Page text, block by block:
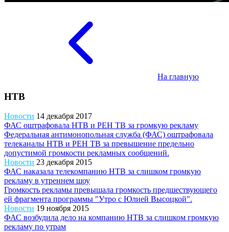
На главную
НТВ
Новости 14 декабря 2017
ФАС оштрафовала НТВ и РЕН ТВ за громкую рекламу
Федеральная антимонопольная служба (ФАС) оштрафовала
телеканалы НТВ и РЕН ТВ за превышение предельно
допустимой громкости рекламных сообщений.
Новости 23 декабря 2015
ФАС наказала телекомпанию НТВ за слишком громкую
рекламу в утреннем шоу
Громкость рекламы превышала громкость предшествующего
ей фрагмента программы "Утро с Юлией Высоцкой".
Новости 19 ноября 2015
ФАС возбудила дело на компанию НТВ за слишком громкую
рекламу по утрам